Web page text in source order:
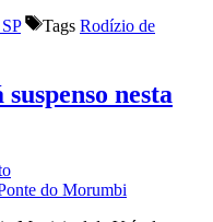
Tags Rodízio de
nesta